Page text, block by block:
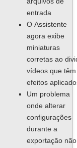
entrada
O Assistente
agora exibe
miniaturas
corretas ao
vídeos que têm
efeitos
Um problema
onde alterar
configurações
durante a
exportação não